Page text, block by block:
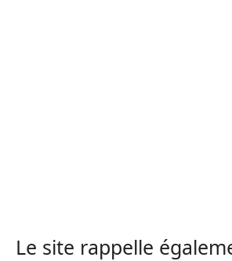
Le site rappelle